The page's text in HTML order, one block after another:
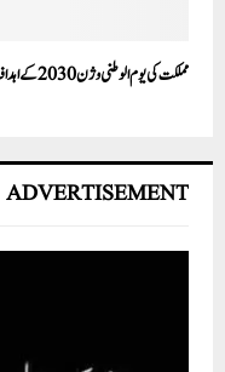
مملکت کی یوم الوطنی وژن 2030 کے اہداف کی طرف نمایاں پیش رفت
ADVERTISEMENT